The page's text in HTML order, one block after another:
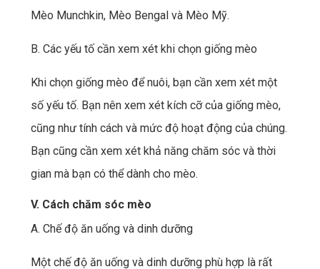
Mèo Munchkin, Mèo Bengal và Mèo Mỹ.
B. Các yếu tố cần xem xét khi chọn giống mèo
Khi chọn giống mèo để nuôi, bạn cần xem xét một
số yếu tố. Bạn nên xem xét kích cỡ của giống mèo,
cũng như tính cách và mức độ hoạt động của chúng.
Bạn cũng cần xem xét khả năng chăm sóc và thời
gian mà bạn có thể dành cho mèo.
V. Cách chăm sóc mèo
A. Chế độ ăn uống và dinh dưỡng
Một chế độ ăn uống và dinh dưỡng phù hợp là rất